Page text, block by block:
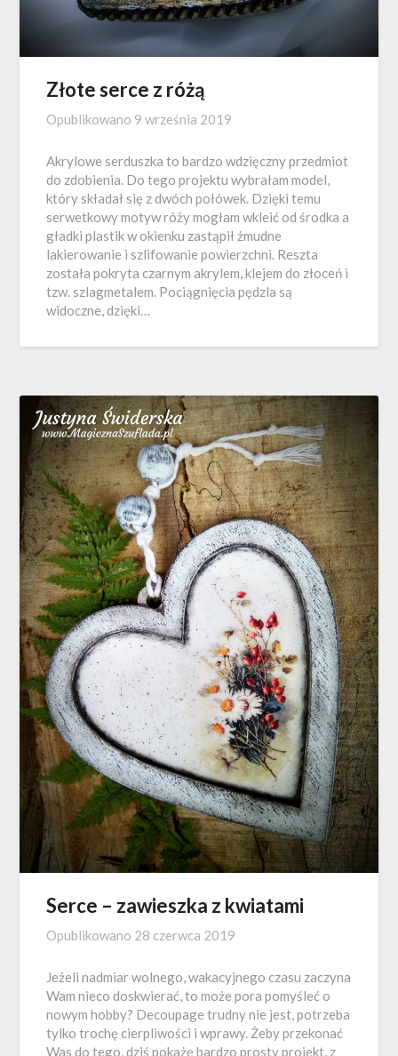
Złote serce z różą
Opublikowano 9 września 2019
Akrylowe serduszka to bardzo wdzięczny przedmiot
do zdobienia. Do tego projektu wybrałam model,
który składał się z dwóch połówek. Dzięki temu
serwetkowy motyw róży mogłam wkleić od środka a
gładki plastik w okienku zastąpił żmudne
lakierowanie i szlifowanie powierzchni. Reszta
została pokryta czarnym akrylem, klejem do złoceń i
tzw. szlagmetalem. Pociągnięcia pędzla są
widoczne, dzięki…
Serce – zawieszka z kwiatami
Opublikowano 28 czerwca 2019
Jeżeli nadmiar wolnego, wakacyjnego czasu zaczyna
Wam nieco doskwierać, to może pora pomyśleć o
nowym hobby? Decoupage trudny nie jest, potrzeba
tylko trochę cierpliwości i wprawy. Żeby przekonać
Was do tego, dziś pokażę bardzo prosty projekt, z